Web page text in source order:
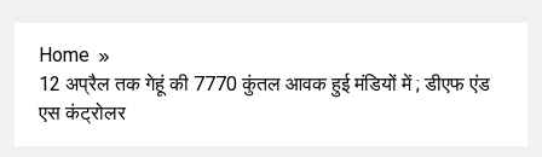
Home
12 अप्रैल तक गेहूं की 7770 कुंतल आवक हुई मंडियों में ; डीएफ एंड
एस कंट्रोलर